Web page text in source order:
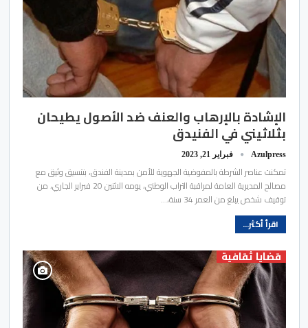
الإشادة بالإرهاب والعنف ضد الأصول يطيحان
بثلاثيني في الفنيدق
Azulpress فبراير 21, 2023
تمكنت عناصر الشرطة بالمفوضية الجهوية للأمن بمدينة الفندق، بتنسيق وثيق مع
مصالح المديرية العامة لمراقبة التراب الوطني، يومه الاثنين 20 فبراير الجاري، من
توقيف شخص يبلغ من العمر 34 سنة،…
اقرأ أكثر...
قضايا ثقافية